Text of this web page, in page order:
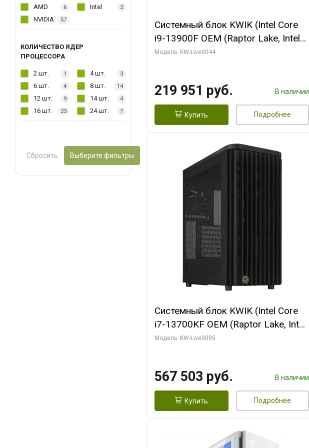
AMD 6 Intel 2
NVIDIA 57
КОЛИЧЕСТВО ЯДЕР
ПРОЦЕССОРА
2 шт. 1 4 шт. 3
6 шт. 4 8 шт. 14
12 шт. 9 14 шт. 4
16 шт. 23 24 шт. 7
Сбросить Выберите фильтры
Системный блок KWIK (Intel Core
i9-13900F OEM (Raptor Lake, Intel
7, Efficient-co/ 32 ГБ ОЗУ (2
HD/ 512 ГБ SSD)
Модель: KW-Live0044
219 951 руб. В наличии
Купить Подробнее
Системный блок KWIK (Intel Core
i7-13700KF OEM (Raptor Lake, Intel
7, C16 8EC/8PC/ 32 ГБ ОЗУ (2
Turbo/ 512 ГБ SSD)
Модель: KW-Live0095
567 503 руб. В наличии
Купить Подробнее